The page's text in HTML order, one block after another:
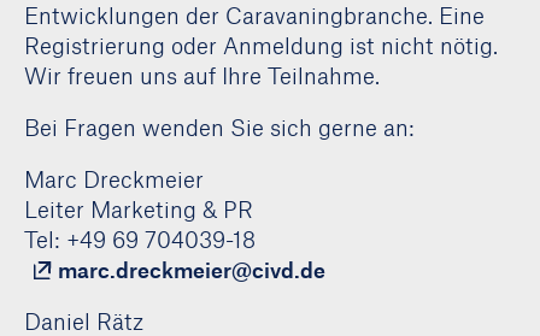
Entwicklungen der Caravaningbranche. Eine
Registrierung oder Anmeldung ist nicht nötig.
Wir freuen uns auf Ihre Teilnahme.
Bei Fragen wenden Sie sich gerne an:
Marc Dreckmeier
Leiter Marketing & PR
Tel: +49 69 704039-18
marc.dreckmeier@civd.de
Daniel Rätz